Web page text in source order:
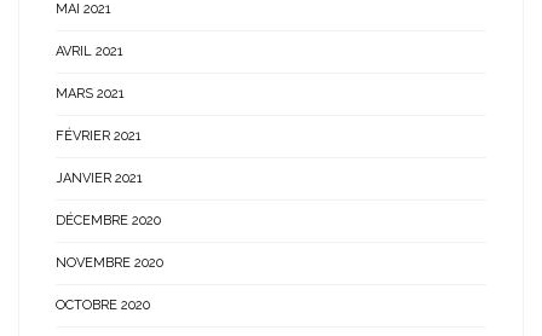
MAI 2021
AVRIL 2021
MARS 2021
FÉVRIER 2021
JANVIER 2021
DÉCEMBRE 2020
NOVEMBRE 2020
OCTOBRE 2020